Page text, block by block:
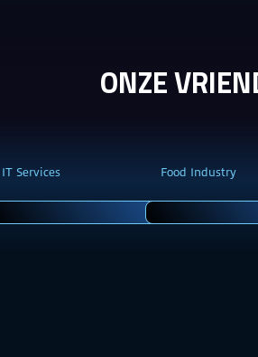
ONZE
IT Services Food Industry